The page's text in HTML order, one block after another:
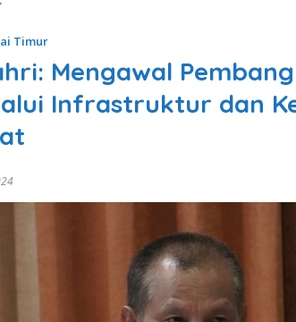
Timur
Mengawal
Infrastruktur dan